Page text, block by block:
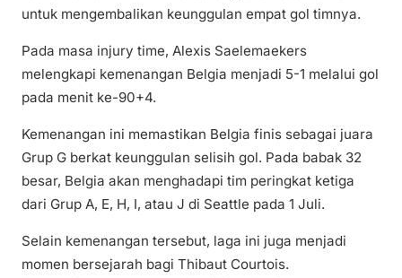
untuk mengembalikan keunggulan empat gol timnya.
Pada masa injury time, Alexis Saelemaekers
melengkapi kemenangan Belgia menjadi 5-1 melalui gol
pada menit ke-90+4.
Kemenangan ini memastikan Belgia finis sebagai juara
Grup G berkat keunggulan selisih gol. Pada babak 32
besar, Belgia akan menghadapi tim peringkat ketiga
dari Grup A, E, H, I, atau J di Seattle pada 1 Juli.
Selain kemenangan tersebut, laga ini juga menjadi
momen bersejarah bagi Thibaut Courtois.